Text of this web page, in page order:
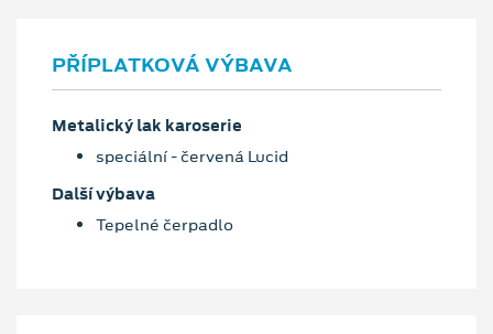
PŘÍPLATKOVÁ VÝBAVA
Metalický lak karoserie
speciální - červená Lucid
Další výbava
Tepelné čerpadlo